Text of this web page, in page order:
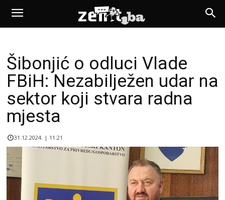
Šibonjić o odluci Vlade
FBiH: Nezabilježen udar na
sektor koji stvara radna
mjesta
31.12.2024. | 11:21